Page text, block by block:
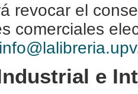
revocar el
comerciales
e